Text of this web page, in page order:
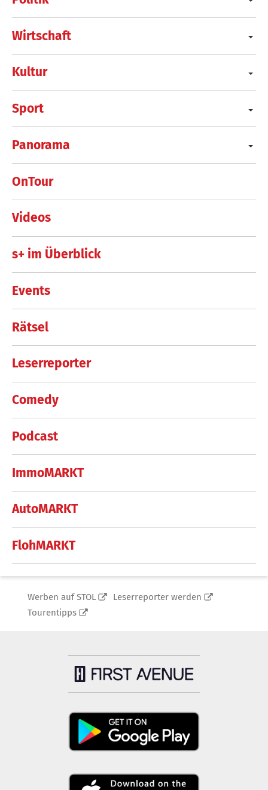
Wirtschaft
Kultur
Sport
Panorama
OnTour
Videos
s+ im Überblick
Events
Rätsel
Leserreporter
Comedy
Podcast
ImmoMARKT
AutoMARKT
FlohMARKT
Werben auf STOL
Leserreporter werden
Tourentipps